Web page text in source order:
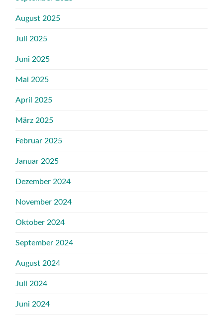
August 2025
Juli 2025
Juni 2025
Mai 2025
April 2025
März 2025
Februar 2025
Januar 2025
Dezember 2024
November 2024
Oktober 2024
September 2024
August 2024
Juli 2024
Juni 2024